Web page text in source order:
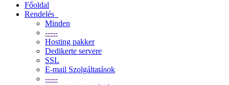
Főoldal
Rendelés
Minden
-----
Hosting pakker
Dedikerte servere
SSL
E-mail Szolgáltatások
-----